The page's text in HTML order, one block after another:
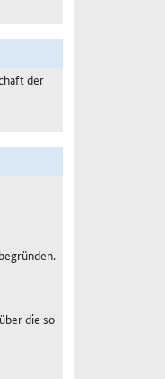
der
die so